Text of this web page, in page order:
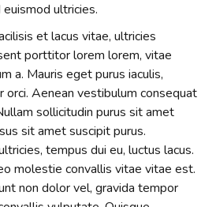
ultricies.
et lacus vitae, ultricies
porttitor lorem lorem, vitae
a. Mauris eget purus iaculis,
orci. Aenean vestibulum consequat
sollicitudin purus sit amet
sit amet suscipit purus.
tempus dui eu, luctus lacus.
molestie convallis vitae vitae est.
non dolor vel, gravida tempor